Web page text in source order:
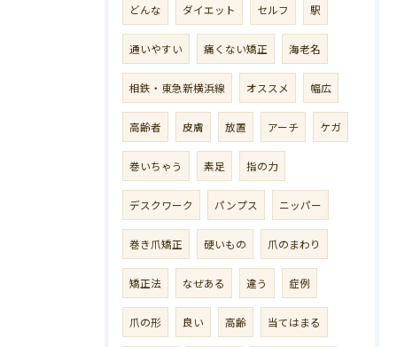
どんな ダイエット セルフ 駅
通いやすい 痛くない矯正 海老名
相鉄・東急新横浜線 オススメ 幅広
高齢者 皮膚 放置 アーチ ケガ
巻いちゃう 素足 指の力
デスクワーク パンプス ニッパー
巻き爪矯正 硬いもの 爪のまわり
矯正法 なぜある 違う 症例
爪の形 良い 高齢 当てはまる